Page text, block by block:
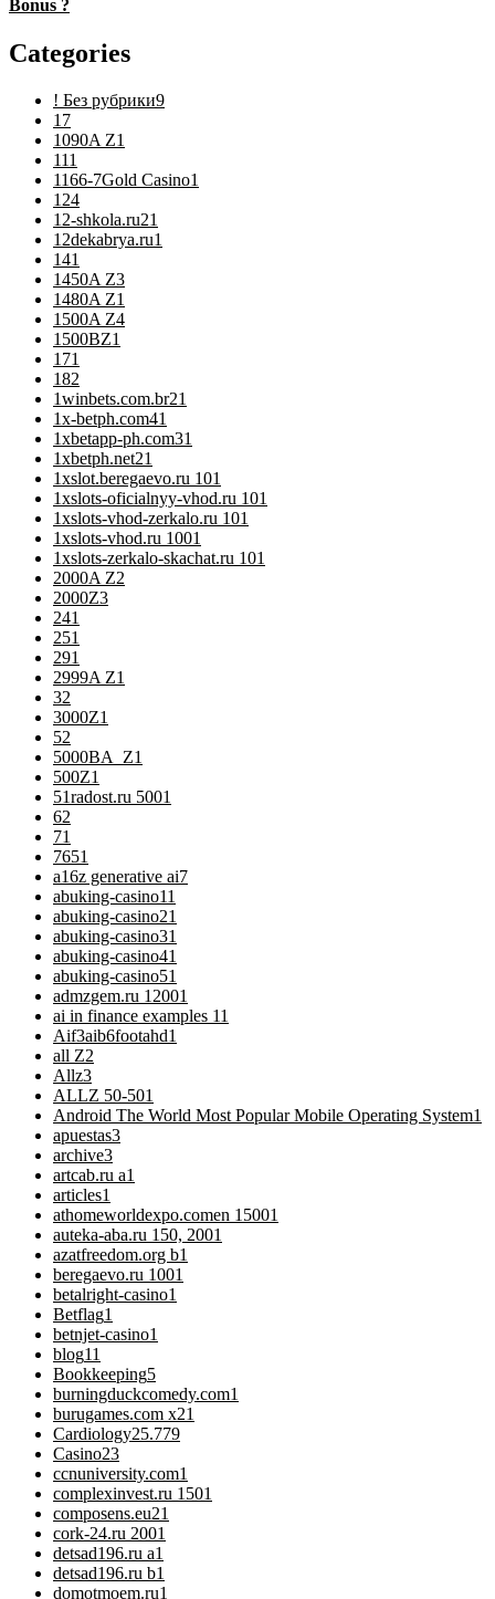
Bonus ?
Categories
! Без рубрики9
1 7
1090A Z1
111
1166-7Gold Casino1
124
12-shkola.ru21
12dekabrya.ru1
141
1450A Z3
1480A Z1
1500A Z4
1500BZ1
171
182
1winbets.com.br21
1x-betph.com41
1xbetapp-ph.com31
1xbetph.net21
1xslot.beregaevo.ru 101
1xslots-oficialnyy-vhod.ru 101
1xslots-vhod-zerkalo.ru 101
1xslots-vhod.ru 1001
1xslots-zerkalo-skachat.ru 101
2000A Z2
2000Z3
241
251
291
2999A Z1
32
3000Z1
52
5000BA_Z1
500Z1
51radost.ru 5001
62
71
7651
a16z generative ai7
abuking-casino11
abuking-casino21
abuking-casino31
abuking-casino41
abuking-casino51
admzgem.ru 12001
ai in finance examples 11
Aif3aib6footahd1
all Z2
Allz3
ALLZ 50-501
Android The World Most Popular Mobile Operating System1
apuestas3
archive3
artcab.ru a1
articles1
athomeworldexpo.comen 15001
auteka-aba.ru 150, 2001
azatfreedom.org b1
beregaevo.ru 1001
betalright-casino1
Betflag1
betnjet-casino1
blog11
Bookkeeping5
burningduckcomedy.com1
burugames.com x21
Cardiology25.779
Casino23
ccnuniversity.com1
complexinvest.ru 1501
composens.eu21
cork-24.ru 2001
detsad196.ru a1
detsad196.ru b1
domotmoem.ru1